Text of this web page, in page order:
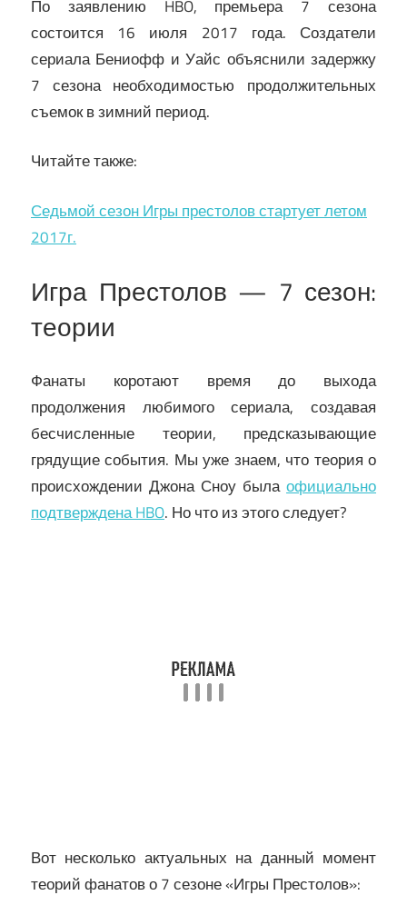
По заявлению HBO, премьера 7 сезона
состоится 16 июля 2017 года. Создатели
сериала Бениофф и Уайс объяснили задержку
7 сезона необходимостью продолжительных
съемок в зимний период.
Читайте также:
Седьмой сезон Игры престолов стартует летом
2017г.
Игра Престолов — 7 сезон:
теории
Фанаты коротают время до выхода
продолжения любимого сериала, создавая
бесчисленные теории, предсказывающие
грядущие события. Мы уже знаем, что теория о
происхождении Джона Сноу была официально
подтверждена HBO. Но что из этого следует?
Вот несколько актуальных на данный момент
теорий фанатов о 7 сезоне «Игры Престолов»: